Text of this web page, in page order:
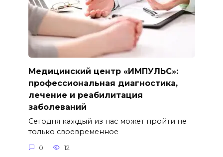
Медицинский центр «ИМПУЛЬС»:
профессиональная диагностика,
лечение и реабилитация
заболеваний
Сегодня каждый из нас может пройти не
только своевременное
0 12